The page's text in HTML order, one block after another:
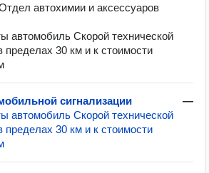
автохимии и аксессуаров
автомобиль Скорой технической
30 км и к стоимости
сигнализации
—
автомобиль Скорой технической
30 км и к стоимости